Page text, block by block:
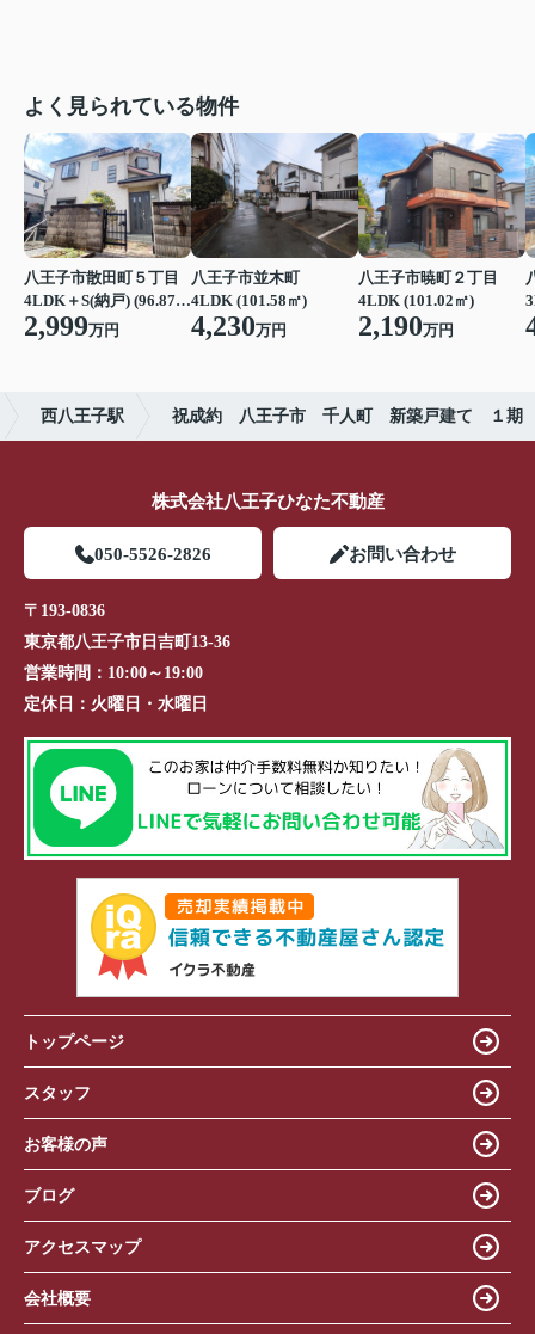
よく見られている物件
八王子市散田町５丁目
4LDK＋S(納戸) (96.87㎡)
2,999万円
八王子市並木町
4LDK (101.58㎡)
4,230万円
八王子市暁町２丁目
4LDK (101.02㎡)
2,190万円
西八王子駅 祝成約 八王子市 千人町 新築戸建て １期
株式会社八王子ひなた不動産
050-5526-2826 お問い合わせ
〒193-0836
東京都八王子市日吉町13-36
営業時間： 10:00～19:00
定休日： 火曜日・水曜日
トップページ
スタッフ
お客様の声
ブログ
アクセスマップ
会社概要